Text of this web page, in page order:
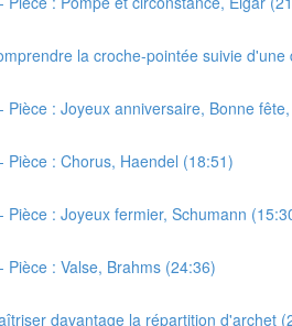
la croche-pointée suivie
Pièce : Joyeux anniversaire, Bonne
Pièce : Chorus, Haendel (18:51)
Pièce : Joyeux fermier, Schumann
Pièce : Valse, Brahms (24:36)
davantage la répartition d'archet